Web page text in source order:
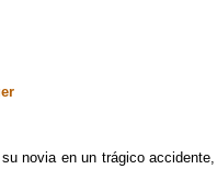
novia en un trágico accidente,